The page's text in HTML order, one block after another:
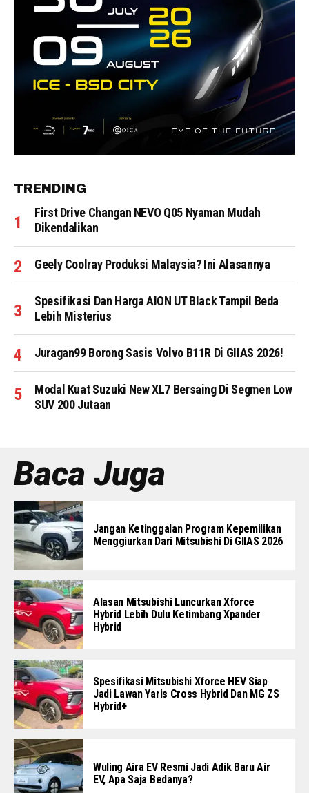
TRENDING
First Drive Changan NEVO Q05 Nyaman Mudah
Dikendalikan
Geely Coolray Produksi Malaysia? Ini Alasannya
Spesifikasi Dan Harga AION UT Black Tampil Beda
Lebih Misterius
Juragan99 Borong Sasis Volvo B11R Di GIIAS 2026!
Modal Kuat Suzuki New XL7 Bersaing Di Segmen Low
SUV 200 Jutaan
Baca Juga
Jangan Ketinggalan Program Kepemilikan
Menggiurkan Dari Mitsubishi Di GIIAS 2026
Alasan Mitsubishi Luncurkan Xforce
Hybrid Lebih Dulu Ketimbang Xpander
Hybrid
Spesifikasi Mitsubishi Xforce HEV Siap
Jadi Lawan Yaris Cross Hybrid Dan MG ZS
Hybrid+
Wuling Aira EV Resmi Jadi Adik Baru Air
EV, Apa Saja Bedanya?